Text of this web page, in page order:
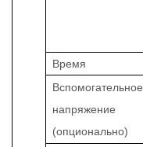
Время
Вспомогательное
напряжение
(опционально)